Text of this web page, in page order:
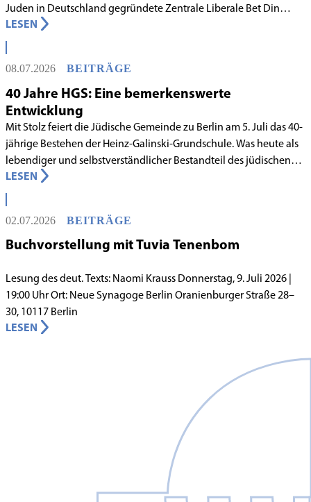
Juden in Deutschland gegründete Zentrale Liberale Bet Din
Deutschland mit Wirkung zum 1. Juni 2026 als anerkanntes
Rabbinatsgericht aufgenommen.
LESEN
08.07.2026 BEITRÄGE
40 Jahre HGS: Eine bemerkenswerte
Entwicklung
Mit Stolz feiert die Jüdische Gemeinde zu Berlin am 5. Juli das 40-
jährige Bestehen der Heinz-Galinski-Grundschule. Was heute als
lebendiger und selbstverständlicher Bestandteil des jüdischen
Lebens in Berlin gilt, begann in den 1980er-Jahren unter
schwierigen Voraussetzungen. Vor dem Hintergrund eines
innergemeindlichen Wandels entstand bereits 1983 die Idee, eine
jüdische Grundschule zu gründen.
LESEN
02.07.2026 BEITRÄGE
Buchvorstellung mit Tuvia Tenenbom
Lesung des deut. Texts: Naomi Krauss Donnerstag, 9. Juli 2026 |
19:00 Uhr Ort: Neue Synagoge Berlin Oranienburger Straße 28–
30, 10117 Berlin
LESEN